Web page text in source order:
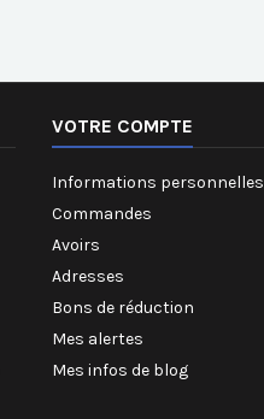
VOTRE COMPTE
Informations personnelles
Commandes
Avoirs
Adresses
Bons de réduction
Mes alertes
Mes infos de blog